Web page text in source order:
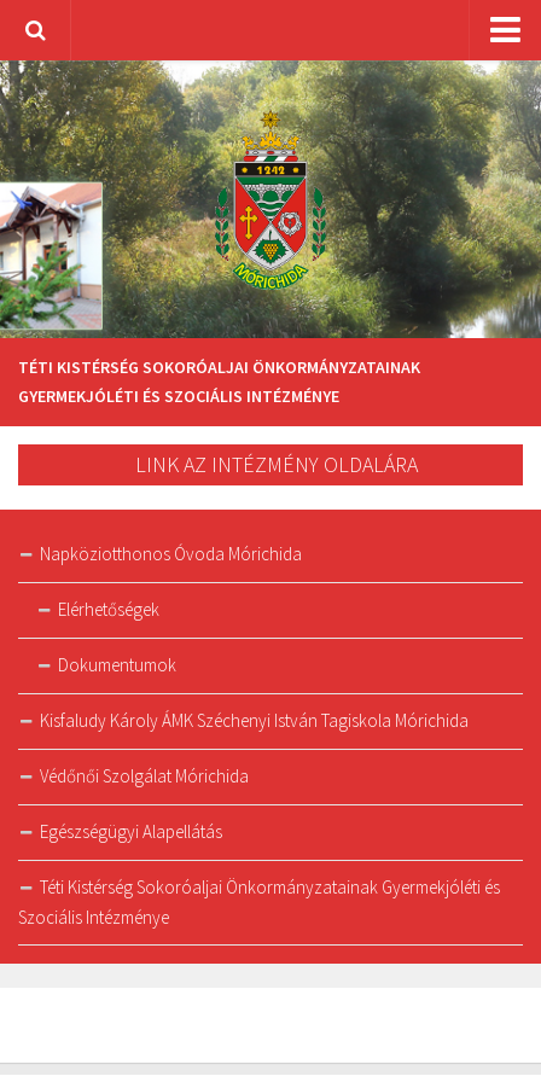
Településünkről
Hírek, aktualitások
Önkormányzat
Intézmények, szolgáltatások
Szervezetek
Választások
Fejlesztéseink
ELÜGY
TÉTI KISTÉRSÉG SOKORÓALJAI ÖNKORMÁNYZATAINAK
GYERMEKJÓLÉTI ÉS SZOCIÁLIS INTÉZMÉNYE
LINK AZ INTÉZMÉNY OLDALÁRA
Napköziotthonos Óvoda Mórichida
Elérhetőségek
Dokumentumok
Kisfaludy Károly ÁMK Széchenyi István Tagiskola Mórichida
Védőnői Szolgálat Mórichida
Egészségügyi Alapellátás
Téti Kistérség Sokoróaljai Önkormányzatainak Gyermekjóléti és
Szociális Intézménye